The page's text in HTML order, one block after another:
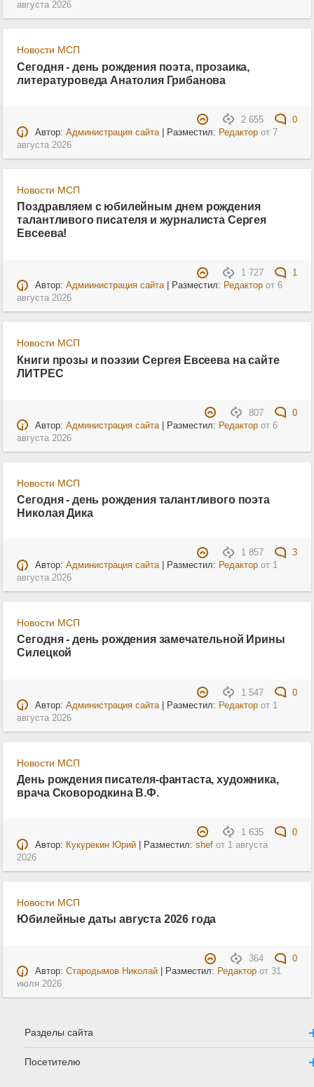
августа 2026
Новости МСП
Сегодня - день рождения поэта, прозаика,
литературоведа Анатолия Грибанова
2 655
0
Автор: Администрация сайта| Разместил: Редакторот 7
августа 2026
Новости МСП
Поздравляем с юбилейным днем рождения
талантливого писателя и журналиста Сергея
Евсеева!
1 727
1
Автор: Адмиинистрация сайта| Разместил: Редакторот 6
августа 2026
Новости МСП
Книги прозы и поэзии Сергея Евсеева на сайте
ЛИТРЕС
807
0
Автор: Администрация сайта| Разместил: Редакторот 6
августа 2026
Новости МСП
Сегодня - день рождения талантливого поэта
Николая Дика
1 857
3
Автор: Администрация сайта| Разместил: Редакторот 1
августа 2026
Новости МСП
Сегодня - день рождения замечательной Ирины
Силецкой
1 547
0
Автор: Администрация сайта| Разместил: Редакторот 1
августа 2026
Новости МСП
День рождения писателя-фантаста, художника,
врача Сковородкина В.Ф.
1 635
0
Автор: Кукурекин Юрий| Разместил: shefот 1 августа
2026
Новости МСП
Юбилейные даты августа 2026 года
364
0
Автор: Стародымов Николай| Разместил: Редакторот 31
июля 2026
Разделы сайта
Посетителю